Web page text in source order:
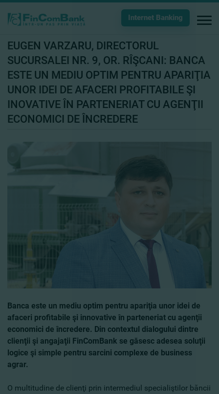
Internet Banking
EUGEN VARZARU, DIRECTORUL
SUCURSALEI NR. 9, OR. RÎŞCANI: BANCA
ESTE UN MEDIU OPTIM PENTRU APARIŢIA
UNOR IDEI DE AFACERI PROFITABILE ŞI
INOVATIVE ÎN PARTENERIAT CU AGENŢII
ECONOMICI DE ÎNCREDERE
Banca este un mediu optim pentru apariţia unor idei de
afaceri profitabile şi innovative în parteneriat cu agenţii
economici de încredere. Din contextul dialogului dintre
clienţii şi angajaţii FinComBank se găsesc adesea soluţii
logice şi simple pentru sarcini complexe de business
agrar.
O multitudine de clienţi prin intermediul specialiştilor băncii